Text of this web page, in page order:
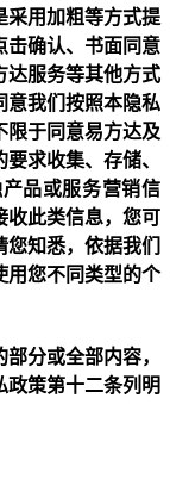
采用加粗等方式提
击确认、书面同意
达服务等其他方式
意我们按照本隐私
限于同意易方达及
求收集、存储、
品或服务营销信
收此类信息，您可
知悉，依据我们
用您不同类型的个
分或全部内容，
政策第十二条列明